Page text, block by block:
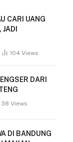
CARI UANG
104Views
DARI
38Views
DI BANDUNG